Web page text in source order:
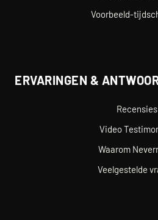
Voorbeeld-
ERVARINGEN &
Recensies
Video
Waarom
Veelgestelde